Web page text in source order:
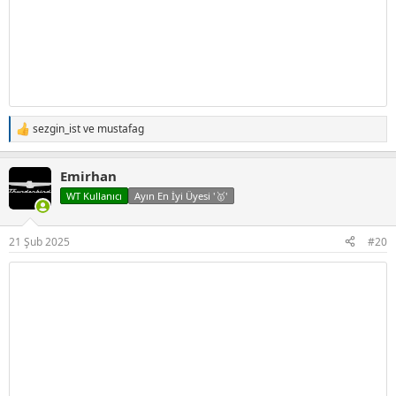
T
e
i
sezgin_istve mustafag
Emirhan
WT Kullanıcı Ayın En İyi Üyesi '🥇'
21 Şub 2025 #20